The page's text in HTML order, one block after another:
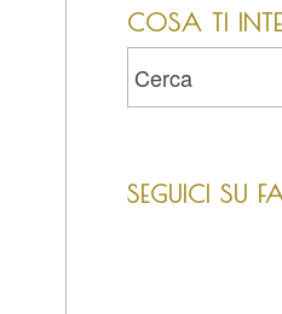
COSA TI
SEGUICI SU